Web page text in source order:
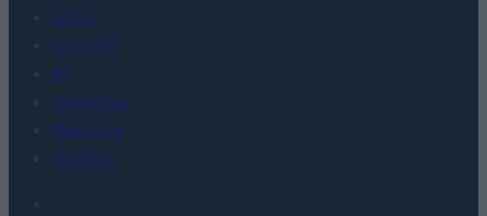
Moto
Gaming
AI
Redakcja
Reklama
Kontakt